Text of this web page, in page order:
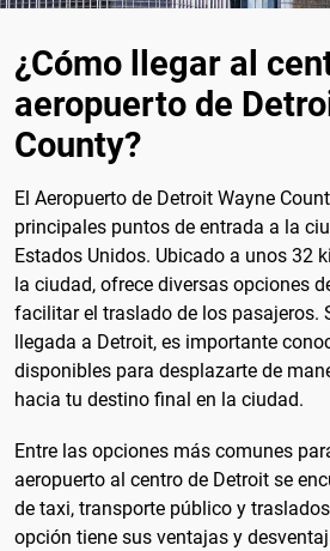
¿Cómo llegar al
aeropuerto de
County?
El Aeropuerto de Detroit Wayne
principales puntos de entrada a la
Estados Unidos. Ubicado a unos 32
la ciudad, ofrece diversas opciones
facilitar el traslado de los pasajeros.
llegada a Detroit, es importante
disponibles para desplazarte de
hacia tu destino final en la ciudad.
Entre las opciones más comunes
aeropuerto al centro de Detroit se
de taxi, transporte público y
opción tiene sus ventajas y